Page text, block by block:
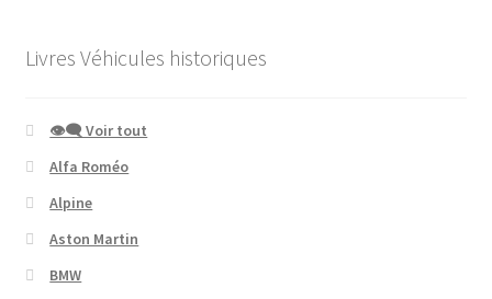
Livres Véhicules historiques
👁‍🗨 Voir tout
Alfa Roméo
Alpine
Aston Martin
BMW